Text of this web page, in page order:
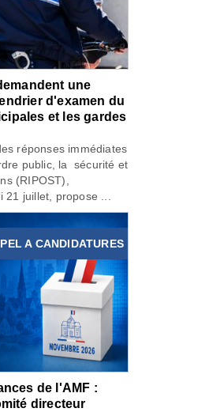
une
d'examen du
et les gardes
réponses immédiates
public, la sécurité et
(RIPOST),
juillet, propose ...
A CANDIDATURES
de l'AMF :
directeur